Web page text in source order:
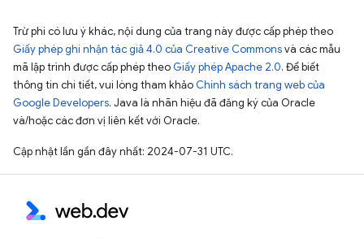
Trừ phi có lưu ý khác, nội dung của trang này được cấp phép theo
Giấy phép ghi nhận tác giả 4.0 của Creative Commonsvà các mẫu
mã lập trình được cấp phép theo Giấy phép Apache 2.0. Để biết
thông tin chi tiết, vui lòng tham khảo Chính sách trang web của
Google Developers. Java là nhãn hiệu đã đăng ký của Oracle
và/hoặc các đơn vị liên kết với Oracle.
Cập nhật lần gần đây nhất: 2024-07-31 UTC.